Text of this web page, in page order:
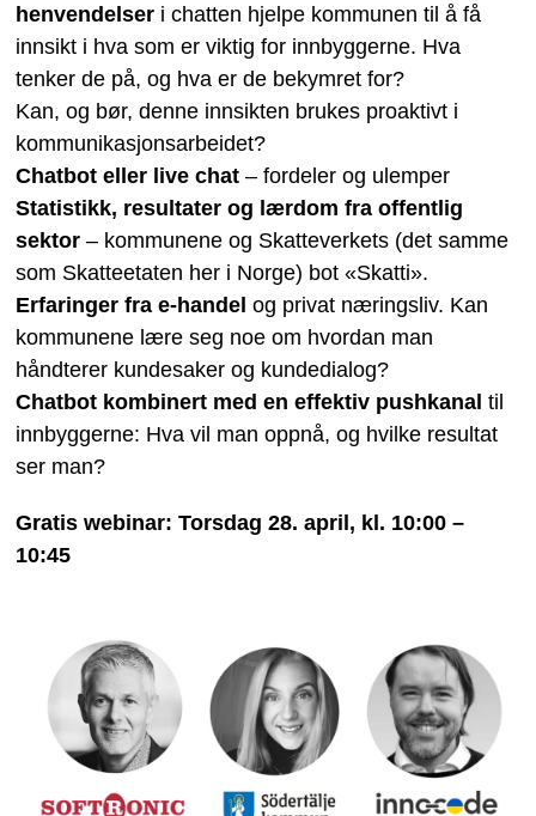
henvendelseri chatten hjelpe kommunen til å få
innsikt i hva som er viktig for innbyggerne. Hva
tenker de på, og hva er de bekymret for?
Kan, og bør, denne innsikten brukes proaktivt i
kommunikasjonsarbeidet?
Chatbot eller live chat – fordeler og ulemper
Statistikk, resultater og lærdom fra offentlig
sektor– kommunene og Skatteverkets (det samme
som Skatteetaten her i Norge) bot «Skatti».
Erfaringer fra e-handel og privat næringsliv. Kan
kommunene lære seg noe om hvordan man
håndterer kundesaker og kundedialog?
Chatbot kombinert med en effektiv pushkanal til
innbyggerne: Hva vil man oppnå, og hvilke resultat
ser man?
Gratis webinar: Torsdag 28. april, kl. 10:00 –
10:45